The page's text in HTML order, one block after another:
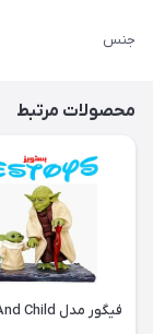
جنس
محصولات مرتبط
فیگور مدل Yoda And Child